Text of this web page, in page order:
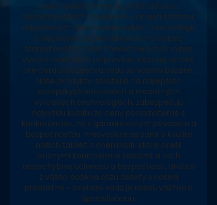
Naša rodinná firma sa pýši tradíciou,
vysokoškolským vzdelaním v oblasti čistiarní
odpadových vôd a vodárenských technológií
a neustálym zdokonaľovaním v oblasti
starostlivosti o vodu. Ponúkame široký výber
vysoko kvalitných prípravkov vlastnej výroby
pre čistú a bezpečnú vodu vo vašom bazéne.
Naše produkty, založené na najlepších
európskych surovinách a moderných
výrobných technológiách, zabezpečujú
najvyššiu kvalitu za ceny porovnateľné s
konkurenciou, no s garantovaným pôvodom a
bezpečnosťou. Presvedčte sa sami o kvalite
našich tabliet a chemikálií, ktoré prešli
prísnymi kontrolami a testami, a o ich
nepochybnej účinnosti a bezpečnosti. Urobte
z vášho bazéna oázu čistoty s našimi
produktmi – pretože voda je našou vášňou a
špecializáciou.